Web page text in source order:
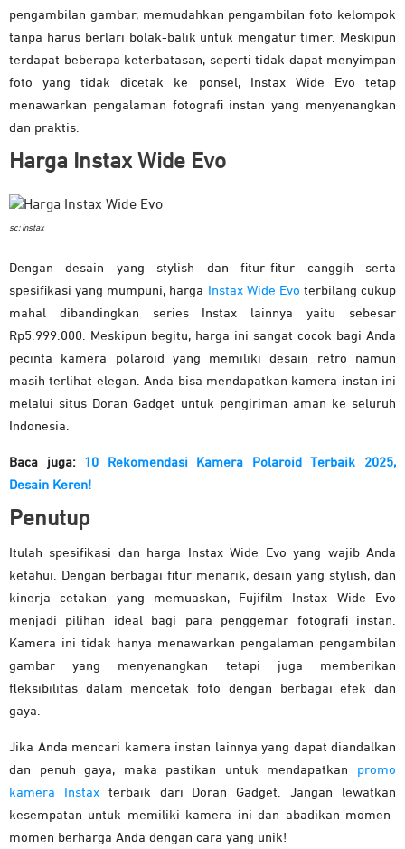
pengambilan gambar, memudahkan pengambilan foto kelompok
tanpa harus berlari bolak-balik untuk mengatur timer. Meskipun
terdapat beberapa keterbatasan, seperti tidak dapat menyimpan
foto yang tidak dicetak ke ponsel, Instax Wide Evo tetap
menawarkan pengalaman fotografi instan yang menyenangkan
dan praktis.
Harga Instax Wide Evo
sc: instax
Dengan desain yang stylish dan fitur-fitur canggih serta
spesifikasi yang mumpuni, harga
Instax Wide Evo terbilang cukup
mahal dibandingkan series Instax lainnya yaitu sebesar
Rp5.999.000. Meskipun begitu, harga ini sangat cocok bagi Anda
pecinta kamera polaroid yang memiliki desain retro namun
masih terlihat elegan. Anda bisa mendapatkan kamera instan ini
melalui situs Doran Gadget untuk pengiriman aman ke seluruh
Indonesia.
Baca juga:10 Rekomendasi Kamera Polaroid Terbaik 2025,
Desain Keren!
Penutup
Itulah spesifikasi dan harga Instax Wide Evo yang wajib Anda
ketahui. Dengan berbagai fitur menarik, desain yang stylish, dan
kinerja cetakan yang memuaskan, Fujifilm Instax Wide Evo
menjadi pilihan ideal bagi para penggemar fotografi instan.
Kamera ini tidak hanya menawarkan pengalaman pengambilan
gambar yang menyenangkan tetapi juga memberikan
fleksibilitas dalam mencetak foto dengan berbagai efek dan
gaya.
Jika Anda mencari kamera instan lainnya yang dapat diandalkan
dan penuh gaya, maka pastikan untuk mendapatkan promo
kamera Instaxterbaik dari Doran Gadget. Jangan lewatkan
kesempatan untuk memiliki kamera ini dan abadikan momen-
momen berharga Anda dengan cara yang unik!